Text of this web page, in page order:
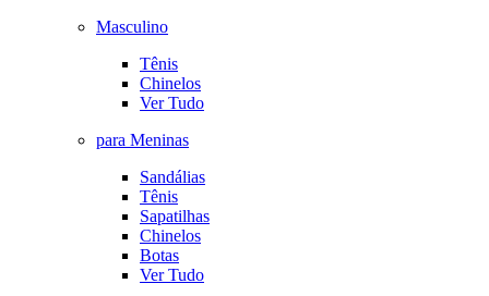
Masculino
Tênis
Chinelos
Ver Tudo
para Meninas
Sandálias
Tênis
Sapatilhas
Chinelos
Botas
Ver Tudo